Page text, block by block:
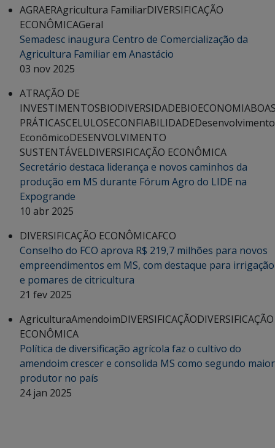
AGRAERAgricultura FamiliarDIVERSIFICAÇÃO
ECONÔMICAGeral
Semadesc inaugura Centro de Comercialização da
Agricultura Familiar em Anastácio
03 nov 2025
ATRAÇÃO DE
INVESTIMENTOSBIODIVERSIDADEBIOECONOMIA
PRÁTICASCELULOSECONFIABILIDADEDesenvolvimento
EconômicoDESENVOLVIMENTO
SUSTENTÁVELDIVERSIFICAÇÃO ECONÔMICA
Secretário destaca liderança e novos caminhos da
produção em MS durante Fórum Agro do LIDE na
Expogrande
10 abr 2025
DIVERSIFICAÇÃO ECONÔMICAFCO
Conselho do FCO aprova R$ 219,7 milhões para novos
empreendimentos em MS, com destaque para irrigação
e pomares de citricultura
21 fev 2025
AgriculturaAmendoimDIVERSIFICAÇÃODIVERSIFICAÇÃO
ECONÔMICA
Política de diversificação agrícola faz o cultivo do
amendoim crescer e consolida MS como segundo maior
produtor no país
24 jan 2025